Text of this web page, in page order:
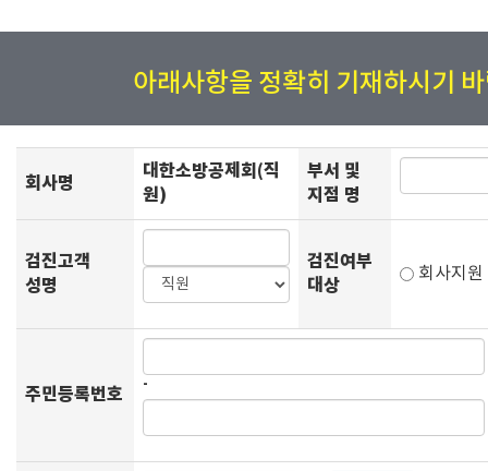
아래사항을 정확히 기재하시기
회사명
대한소방공제회(직
원)
부서 및
지점 명
검진고객
성명
검진여부
대상
회사지
주민등록번호 -